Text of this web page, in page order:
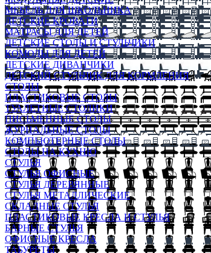
МЕБЕЛЬ ДЛЯ ШКОЛЬНИКА
ДЕТСКИЕ КРОВАТИ
МАТРАСЫ ДЛЯ ДЕТЕЙ
ДЕТСКИЕ СТОЛЫ И СТУЛЬЧИКИ
КОМОДЫ ДЛЯ ДЕТЕЙ
ДЕТСКИЕ ДИВАНЧИКИ
ДЕТСКИЙ СТУЛЬЧИК ДЛЯ КОРМЛЕНИЯ
СТОЛЫ
ПЛАСТИКОВЫЕ СТОЛЫ
ТУАЛЕТНЫЕ СТОЛИКИ
ПИСЬМЕННЫЕ СТОЛЫ
ЖУРНАЛЬНЫЕ СТОЛЫ
КОМПЬЮТЕРНЫЕ СТОЛЫ
СТОЛЫ НА КУХНЮ
СТУЛЬЯ
СТУЛЬЯ ОФИСНЫЕ
СТУЛЬЯ ДЕРЕВЯННЫЕ
СТУЛЬЯ МЕТАЛЛИЧЕСКИЕ
СКЛАДНЫЕ СТУЛЬЯ
ПЛАСТИКОВЫЕ КРЕСЛА И СТУЛЬЯ
БАРНЫЕ СТУЛЬЯ
ОФИСНЫЕ КРЕСЛА
ТАБУРЕТЫ